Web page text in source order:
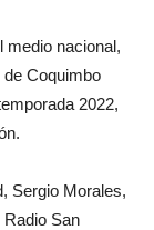
medio nacional,
Coquimbo
2022,
Sergio Morales,
San